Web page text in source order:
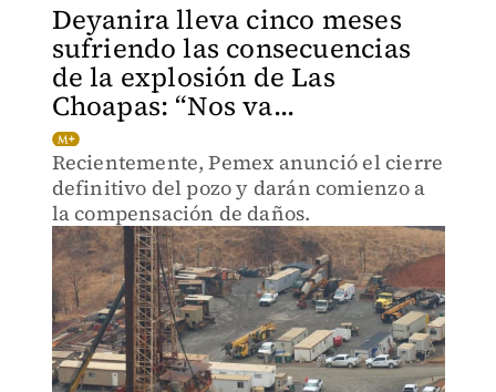
Deyanira lleva cinco meses
sufriendo las consecuencias
de la explosión de Las
Choapas: “Nos va...
Recientemente, Pemex anunció el cierre
definitivo del pozo y darán comienzo a
la compensación de daños.